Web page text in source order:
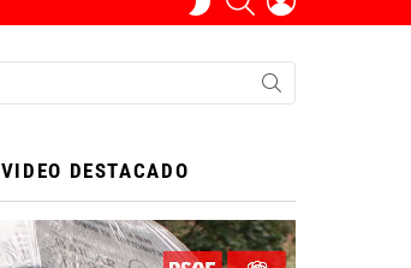
SKIN
VIDEO DESTACADO